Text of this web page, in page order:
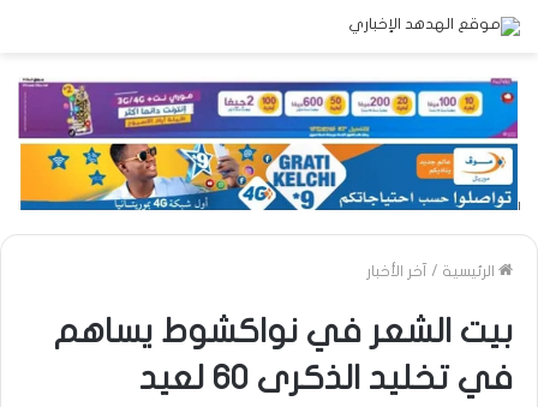
الرئيسية / آخر الأخبار
بيت الشعر في نواكشوط يساهم
في تخليد الذكرى 60 لعيد